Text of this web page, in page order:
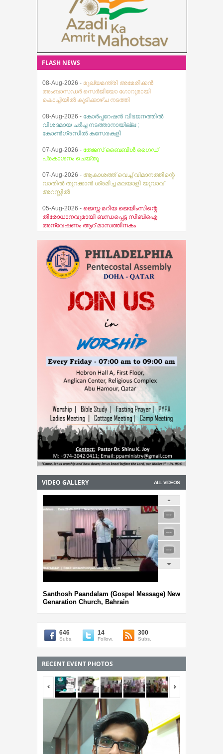
FLASH NEWS
08-Aug-2026 -മുഖ്യമന്ത്രി അമേരിക്കൻ
കൊച്ചിയിൽ കൂടിക്കാഴ്ച നടത്തി
വിശദമായ ചർച്ച നടത്താനായില്ല ;
കോൺഗ്രസിൽ കസേരകളി
പ്രകാശനം ചെയ്തു
07-Aug-2026 -ആകാശത്ത് വെച്ച് വിമാനത്തിന്റെ
അറസ്റ്റിൽ
തിരോധാനവുമായി ബന്ധപ്പെട്ട സിബിഐ
അന്വേഷണം ആറ് മാസത്തിനകം
പൂര്‍ത്തിയാക്കാന്‍ ഹൈക്കോടതിയുടെ കര്‍ശന
05-Aug-2026 -വിമർശനവുമായി കോന്നി
എം.എ.എ കെ. യു. ജനീഷ് കുമാർ
09-Aug-2026 -ട്രെയിൻ തട്ടി മരിച്ച നിലയിൽ
കണ്ടെത്തി
08-Aug-2026 -
കോന്നി ആനത്താവളത്തില്‍
പാപ്പാനെ ആന കുത്തിക്കൊന്നു
ALL VIDEOS
VIDEO GALLERY
Santhosh Paandalam (Gospel Message) New
Genaration Church, Bahrain
646
Subs.
14
Follow.
300
Subs.
RECENT EVENT PHOTOS
<span></span>